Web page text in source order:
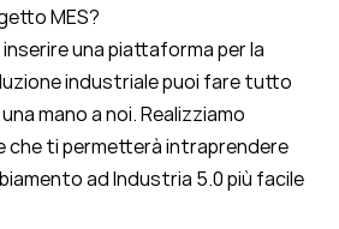
MES?
una piattaforma per la
industriale puoi fare tutto
mano a noi. Realizziamo
che ti permetterà intraprendere
ad Industria 5.0 più facile